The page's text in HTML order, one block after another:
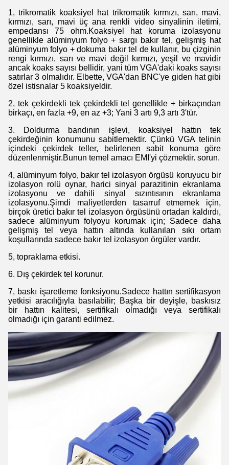
1, trikromatik koaksiyel hat trikromatik kırmızı, sarı, mavi,
kırmızı, sarı, mavi üç ana renkli video sinyalinin iletimi,
empedansı 75 ohm.Koaksiyel hat koruma izolasyonu
genellikle alüminyum folyo + sargı bakır tel, gelişmiş hat
alüminyum folyo + dokuma bakır tel de kullanır, bu çizginin
rengi kırmızı, sarı ve mavi değil kırmızı, yeşil ve mavidir
ancak koaks sayısı bellidir, yani tüm VGA'daki koaks sayısı
satırlar 3 olmalıdır. Elbette, VGA'dan BNC'ye giden hat gibi
özel istisnalar 5 koaksiyeldir.
2, tek çekirdekli tek çekirdekli tel genellikle + birkaçından
birkaçı, en fazla +9, en az +3; Yani 3 artı 9,3 artı 3'tür.
3. Doldurma bandının işlevi, koaksiyel hattın tek
çekirdeğinin konumunu sabitlemektir. Çünkü VGA telinin
içindeki çekirdek teller, belirlenen sabit konuma göre
düzenlenmiştir.Bunun temel amacı EMI'yi çözmektir. sorun.
4, alüminyum folyo, bakır tel izolasyon örgüsü koruyucu bir
izolasyon rolü oynar, harici sinyal parazitinin ekranlama
izolasyonu ve dahili sinyal sızıntısının ekranlama
izolasyonu.Şimdi maliyetlerden tasarruf etmemek için,
birçok üretici bakır tel izolasyon örgüsünü ortadan kaldırdı,
sadece alüminyum folyoyu korumak için; Sadece daha
gelişmiş tel veya hattın altında kullanılan sıkı ortam
koşullarında sadece bakır tel izolasyon örgüler vardır.
5, topraklama etkisi.
6. Dış çekirdek tel korunur.
7, baskı işaretleme fonksiyonu.Sadece hattın sertifikasyon
yetkisi aracılığıyla basılabilir; Başka bir deyişle, baskısız
bir hattın kalitesi, sertifikalı olmadığı veya sertifikalı
olmadığı için garanti edilmez.